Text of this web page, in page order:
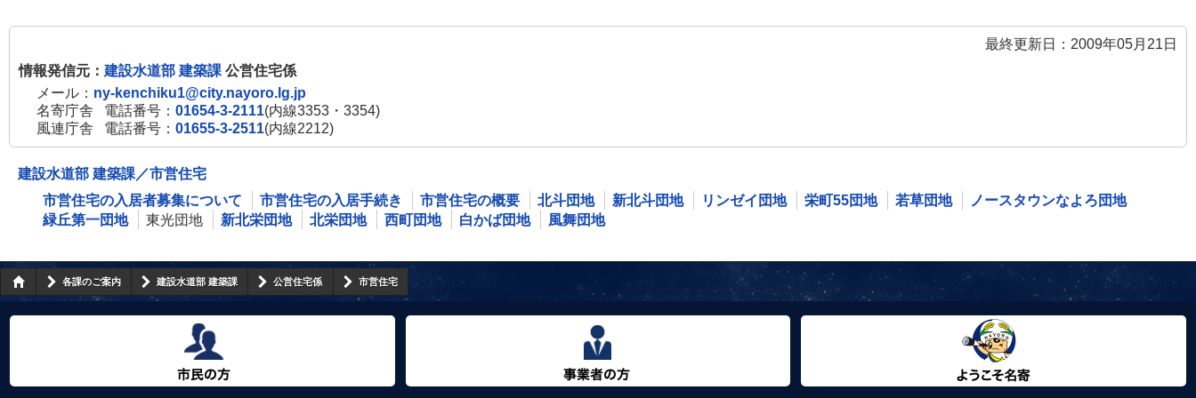
最終更新日：2009年05月21日
情報発信元： 建設水道部 建築課 公営住宅係
メール： ny-kenchiku1@city.nayoro.lg.jp
名寄庁舎
電話番号： 01654-3-2111(内線3353・3354)
風連庁舎
電話番号： 01655-3-2511(内線2212)
建設水道部 建築課／市営住宅
市営住宅の入居者募集について
市営住宅の入居手続き 市営住宅の概要 北斗団地 新北斗団地 リンゼイ団地 栄町55団地 若草団地
ノースタウンなよろ団地
緑丘第一団地
東光団地 新北栄団地 北栄団地 西町団地 白かば団地 風舞団地
各課のご案内 建設水道部 建築課 公営住宅係 市営住宅